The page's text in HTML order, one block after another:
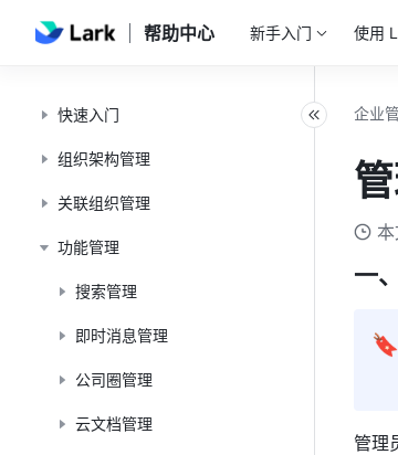
帮助中心 新手入门 使用
快速入门
组织架构管理
关联组织管理
功能管理
搜索管理
即时消息管理
公司圈管理
云文档管理
企业
一
🔖
管理